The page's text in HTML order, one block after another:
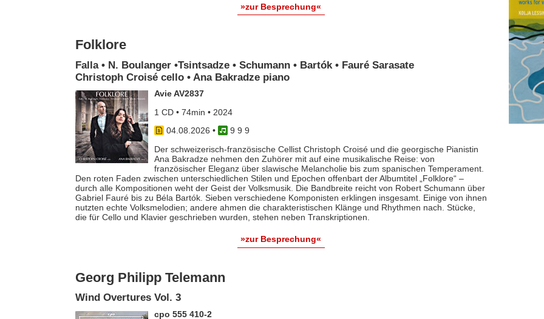
»zur Besprechung«
Folklore
Falla • N. Boulanger •Tsintsadze • Schumann • Bartók • Fauré Sarasate
Christoph Croisé cello • Ana Bakradze piano
Avie AV2837
1 CD • 74min • 2024
04.08.2026 •
9 9 9
Der schweizerisch-französische Cellist Christoph Croisé und die georgische Pianistin
Ana Bakradze nehmen den Zuhörer mit auf eine musikalische Reise: von
französischer Eleganz über slawische Melancholie bis zum spanischen Temperament.
Den roten Faden zwischen unterschiedlichen Stilen und Epochen offenbart der Albumtitel „Folklore“ –
durch alle Kompositionen weht der Geist der Volksmusik. Die Bandbreite reicht von Robert Schumann über
Gabriel Fauré bis zu Béla Bartók. Sieben verschiedene Komponisten erklingen insgesamt. Einige von ihnen
nutzten echte Volksmelodien; andere ahmen die charakteristischen Klänge und Rhythmen nach. Stücke,
die für Cello und Klavier geschrieben wurden, stehen neben Transkriptionen.
»zur Besprechung«
Georg Philipp Telemann
Wind Overtures Vol. 3
cpo 555 410-2